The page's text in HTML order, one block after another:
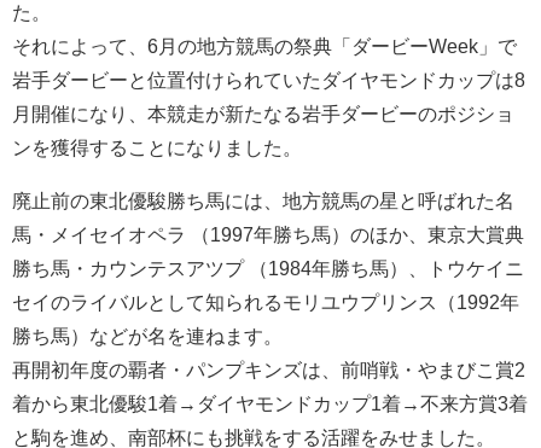
た。
それによって、6月の地方競馬の祭典「ダービーWeek」で
岩手ダービーと位置付けられていたダイヤモンドカップは8
月開催になり、本競走が新たなる岩手ダービーのポジショ
ンを獲得することになりました。
廃止前の東北優駿勝ち馬には、地方競馬の星と呼ばれた名
馬・メイセイオペラ （1997年勝ち馬）のほか、東京大賞典
勝ち馬・カウンテスアツプ （1984年勝ち馬）、トウケイニ
セイのライバルとして知られるモリユウプリンス（1992年
勝ち馬）などが名を連ねます。
再開初年度の覇者・パンプキンズは、前哨戦・やまびこ賞2
着から東北優駿1着→ダイヤモンドカップ1着→不来方賞3着
と駒を進め、南部杯にも挑戦をする活躍をみせました。